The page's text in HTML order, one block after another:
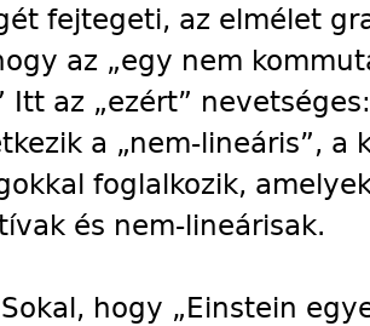
fejtegeti, az elmélet
az „egy nem
Itt az „ezért”
a „nem-lineáris”,
foglalkozik,
és nem-lineárisak.
hogy „Einstein